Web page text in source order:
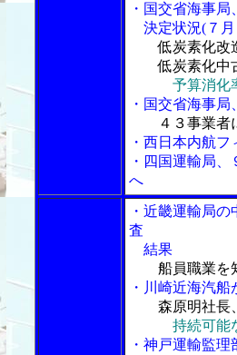
・国交省海事
決定状況(７月
低炭素化改
低炭素化中古
予算消化
・国交省海事
４３事業者
・西日本内航
・四国運輸局
へ
・近畿運輸局
査
結果
船員職業を
・川崎近海汽
森原明社長
持続可能
・神戸運輸監